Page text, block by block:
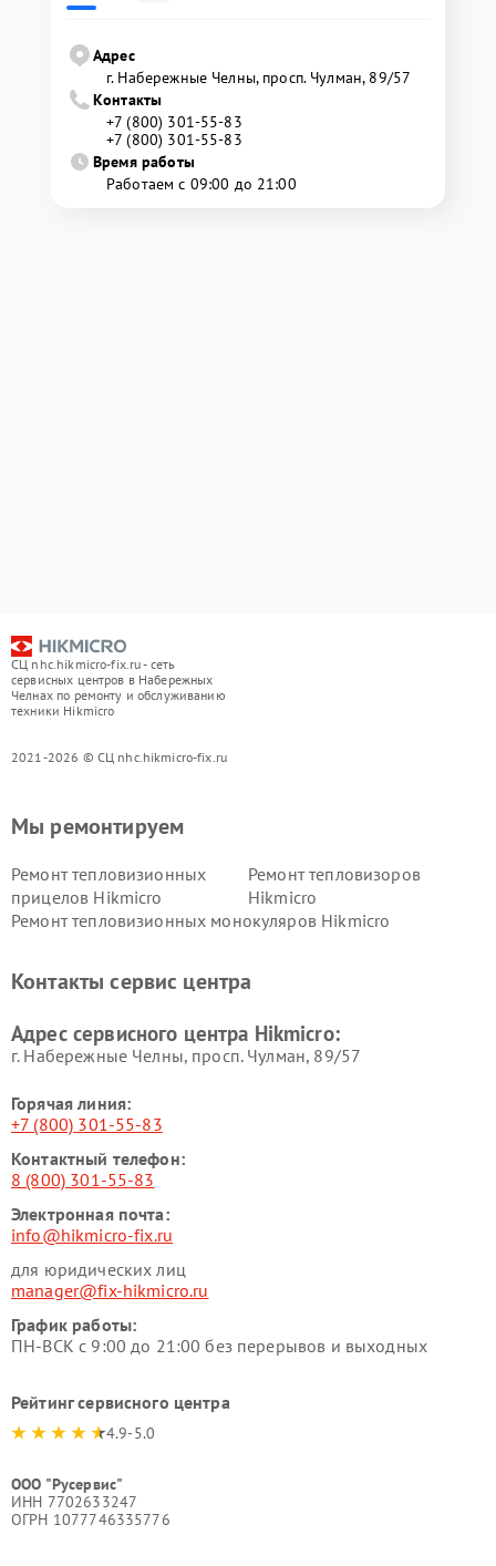
Адрес
г. Набережные Челны, просп. Чулман, 89/57
Контакты
+7 (800) 301-55-83
+7 (800) 301-55-83
Время работы
Работаем с 09:00 до 21:00
СЦ nhc.hikmicro-fix.ru - сеть
сервисных центров в Набережных
Челнах по ремонту и обслуживанию
техники Hikmicro
2021-2026 © СЦ nhc.hikmicro-fix.ru
Мы ремонтируем
Ремонт тепловизионных
прицелов Hikmicro
Ремонт тепловизоров
Hikmicro
Ремонт тепловизионных монокуляров Hikmicro
Контакты сервис центра
Адрес сервисного центра Hikmicro:
г. Набережные Челны, просп. Чулман, 89/57
Горячая линия:
+7 (800) 301-55-83
Контактный телефон:
8 (800) 301-55-83
Электронная почта:
info@hikmicro-fix.ru
для юридических лиц
manager@fix-hikmicro.ru
График работы:
ПН-ВСК с 9:00 до 21:00 без перерывов и выходных
Рейтинг сервисного центра
4.9-5.0
ООО "Русервис"
ИНН 7702633247
ОГРН 1077746335776